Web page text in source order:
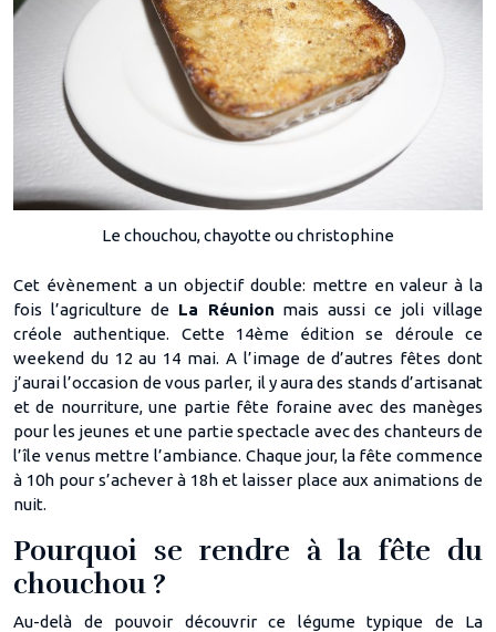
Le chouchou, chayotte ou christophine
Cet évènement a un objectif double: mettre en valeur à la
fois l’agriculture de La Réunion mais aussi ce joli village
créole authentique. Cette 14ème édition se déroule ce
weekend du 12 au 14 mai. A l’image de d’autres fêtes dont
j’aurai l’occasion de vous parler, il y aura des stands d’artisanat
et de nourriture, une partie fête foraine avec des manèges
pour les jeunes et une partie spectacle avec des chanteurs de
l’île venus mettre l’ambiance. Chaque jour, la fête commence
à 10h pour s’achever à 18h et laisser place aux animations de
nuit.
Pourquoi se rendre à la fête du
chouchou ?
Au-delà de pouvoir découvrir ce légume typique de La